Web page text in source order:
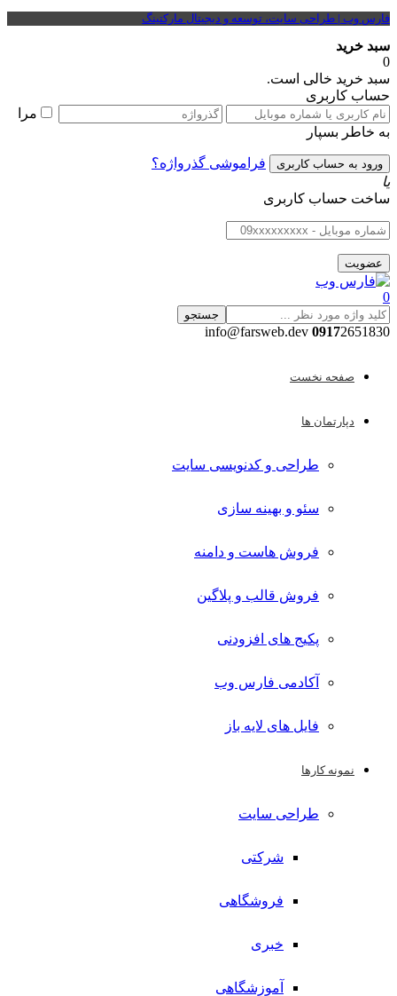
فارس وب | طراحی سایت، توسعه و دیجیتال مارکتینگ
سبد خرید
0
سبد خرید خالی است.
حساب کاربری
مرا
به خاطر بسپار
فراموشی گذرواژه؟
یا
ساخت حساب کاربری
0
جستجو
09172651830 info@farsweb.dev
صفحه نخست
دپارتمان ها
طراحی و کدنویسی سایت
سئو و بهینه سازی
فروش هاست و دامنه
فروش قالب و پلاگین
پکیج های افزودنی
آکادمی فارس وب
فایل های لایه باز
نمونه کارها
طراحی سایت
شرکتی
فروشگاهی
خبری
آموزشگاهی